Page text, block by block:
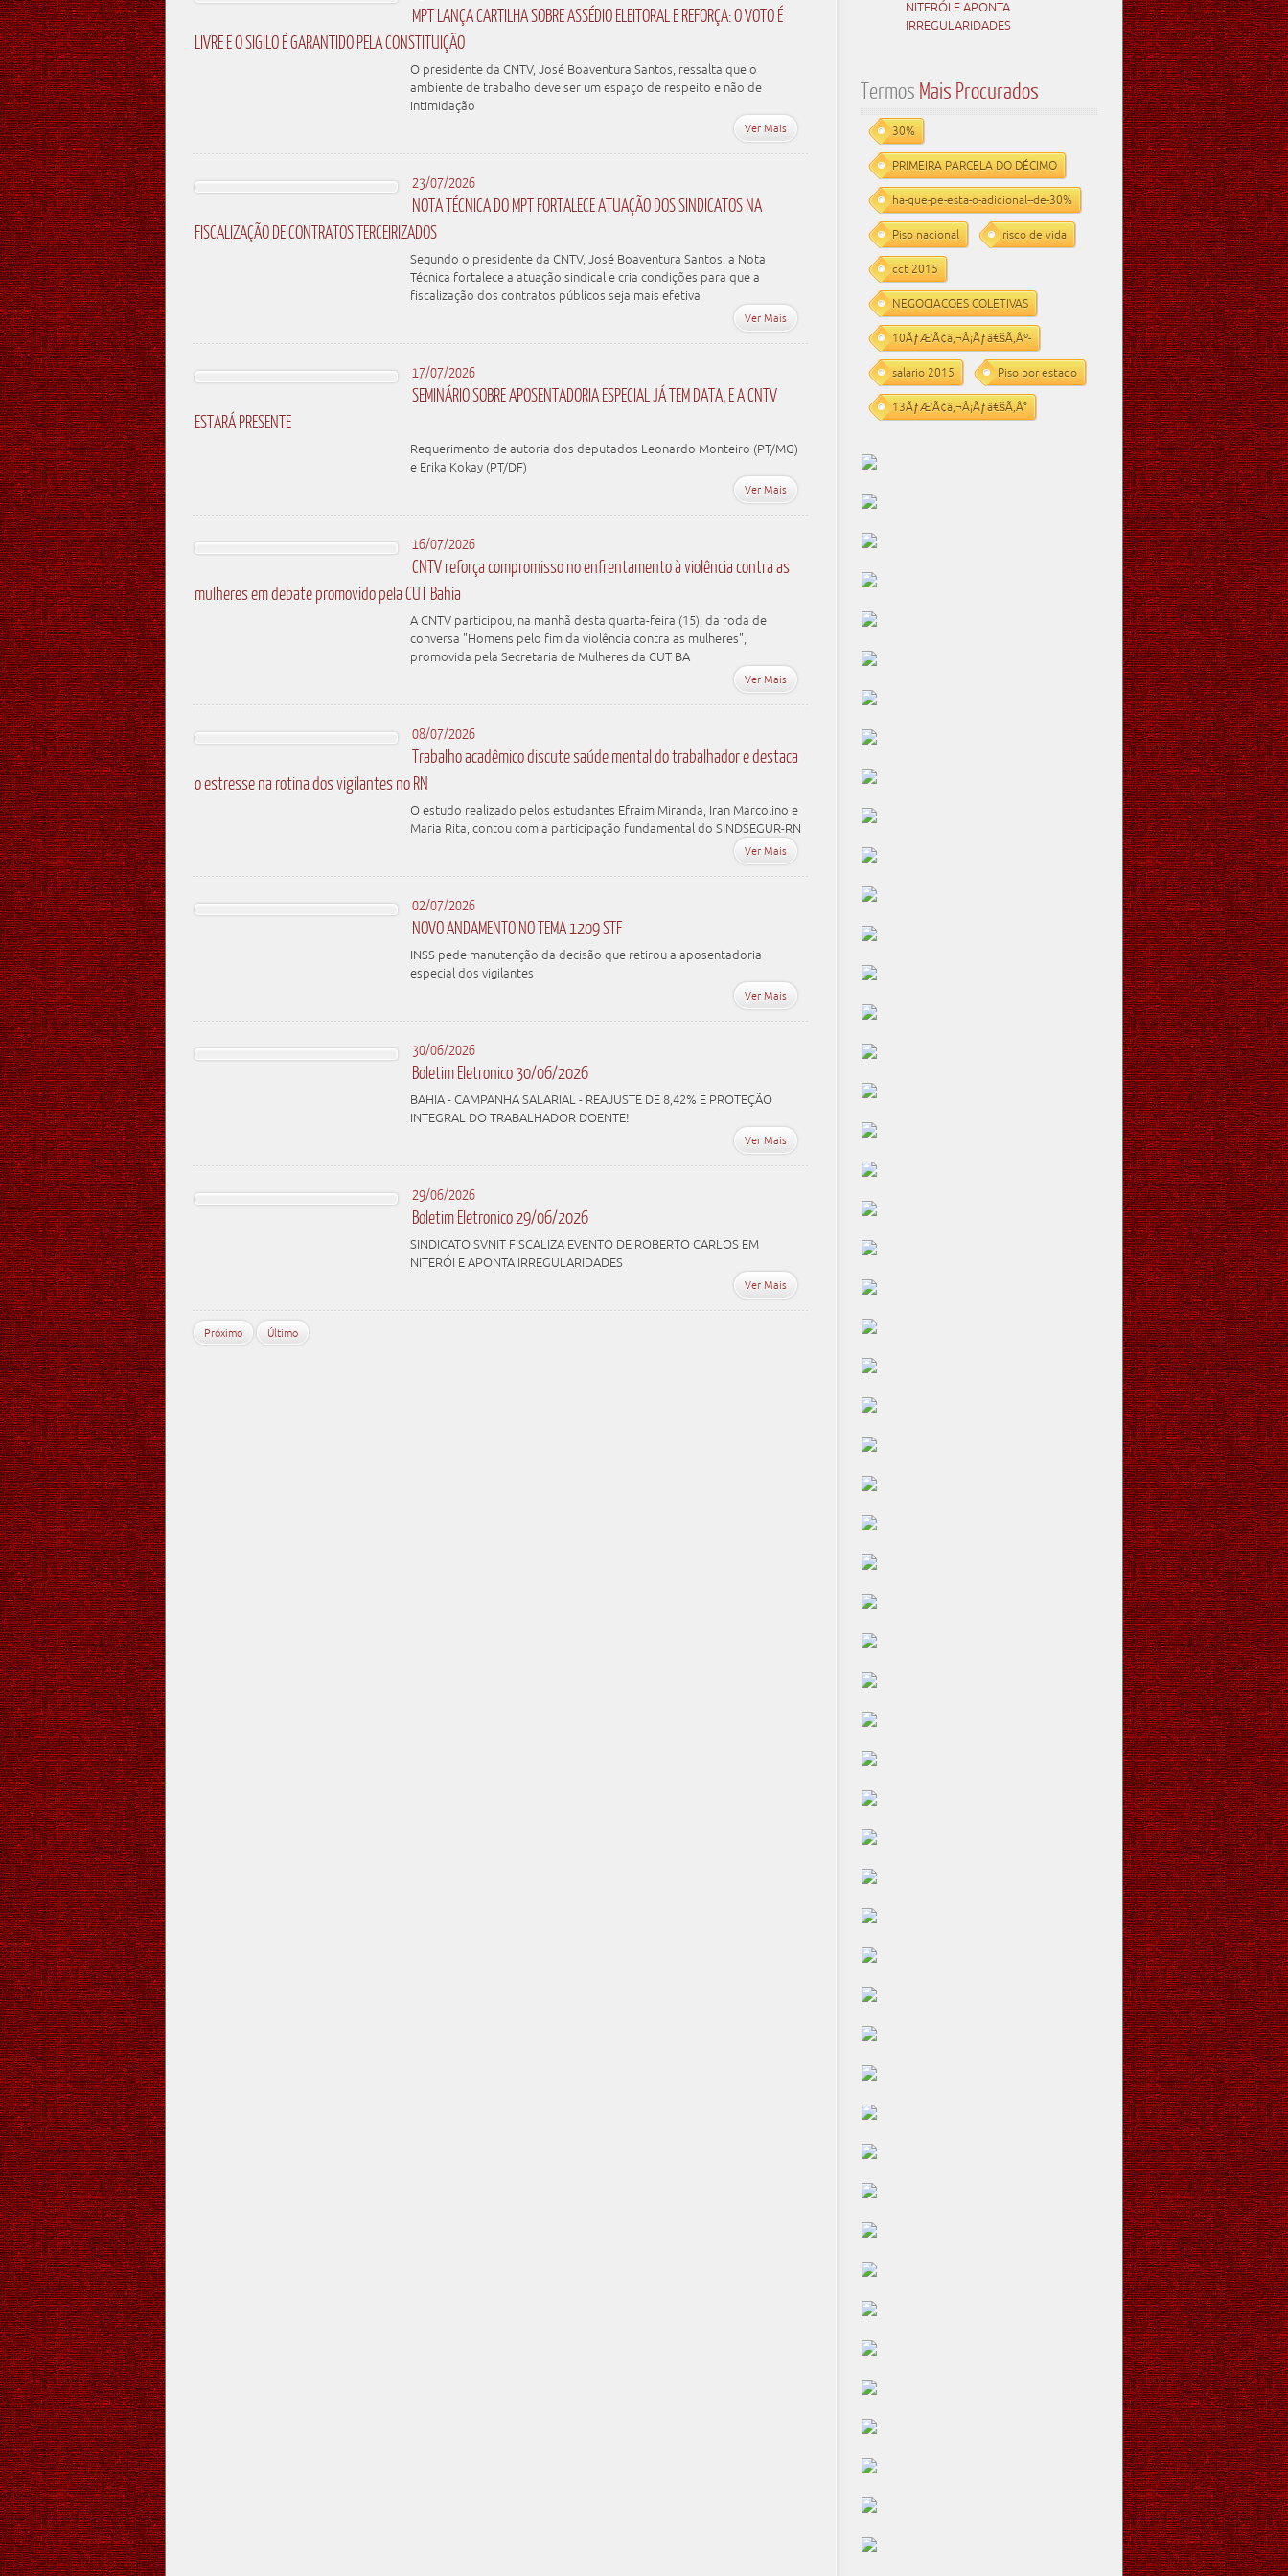
MPT LANÇA CARTILHA SOBRE ASSÉDIO ELEITORAL E REFORÇA: O VOTO É
LIVRE E O SIGILO É GARANTIDO PELA CONSTITUIÇÃO
O presidente da CNTV, José Boaventura Santos, ressalta que o
ambiente de trabalho deve ser um espaço de respeito e não de
intimidação
Ver Mais
23/07/2026
NOTA TÉCNICA DO MPT FORTALECE ATUAÇÃO DOS SINDICATOS NA
FISCALIZAÇÃO DE CONTRATOS TERCEIRIZADOS
Segundo o presidente da CNTV, José Boaventura Santos, a Nota
Técnica fortalece a atuação sindical e cria condições para que a
fiscalização dos contratos públicos seja mais efetiva
Ver Mais
17/07/2026
SEMINÁRIO SOBRE APOSENTADORIA ESPECIAL JÁ TEM DATA, E A CNTV
ESTARÁ PRESENTE
Requerimento de autoria dos deputados Leonardo Monteiro (PT/MG)
e Erika Kokay (PT/DF)
Ver Mais
16/07/2026
CNTV reforça compromisso no enfrentamento à violência contra as
mulheres em debate promovido pela CUT Bahia
A CNTV participou, na manhã desta quarta-feira (15), da roda de
conversa "Homens pelo fim da violência contra as mulheres",
promovida pela Secretaria de Mulheres da CUT BA
Ver Mais
08/07/2026
Trabalho acadêmico discute saúde mental do trabalhador e destaca
o estresse na rotina dos vigilantes no RN
O estudo realizado pelos estudantes Efraim Miranda, Iran Marcolino e
Maria Rita, contou com a participação fundamental do SINDSEGUR-RN
Ver Mais
02/07/2026
NOVO ANDAMENTO NO TEMA 1209 STF
INSS pede manutenção da decisão que retirou a aposentadoria
especial dos vigilantes
Ver Mais
30/06/2026
Boletim Eletronico 30/06/2026
BAHIA - CAMPANHA SALARIAL - REAJUSTE DE 8,42% E PROTEÇÃO
INTEGRAL DO TRABALHADOR DOENTE!
Ver Mais
29/06/2026
Boletim Eletronico 29/06/2026
SINDICATO SVNIT FISCALIZA EVENTO DE ROBERTO CARLOS EM
NITERÓI E APONTA IRREGULARIDADES
Ver Mais
Próximo Último
NITERÓI E APONTA
IRREGULARIDADES
Termos Mais Procurados
30%
PRIMEIRA PARCELA DO DÉCIMO
ha-que-pe-esta-o-adicional--de-30%
Piso nacional risco de vida
cct 2015
NEGOCIACOES COLETIVAS
10ÃƒÆ’Ã¢â‚¬Å¡Ãƒâ€šÃ‚Âº-
salario 2015 Piso por estado
13ÃƒÆ’Ã¢â‚¬Å¡Ãƒâ€šÃ‚Â°